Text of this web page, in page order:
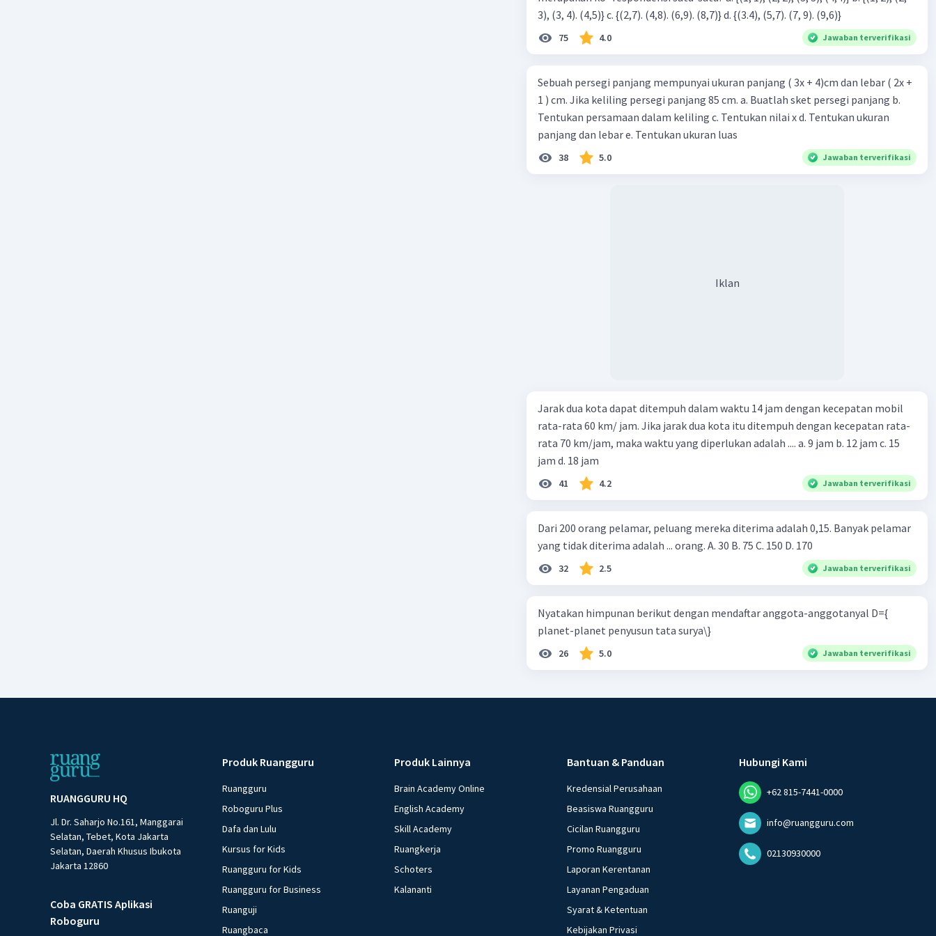
Iklan
3), (3, 4). (4,5)} c. {(2,7). (4,8). (6,9). (8,7)} d. {(3.4), (5,7). (7, 9). (9,6)}
75 4.0 Jawaban terverifikasi
Sebuah persegi panjang mempunyai ukuran panjang ( 3x + 4)cm dan lebar ( 2x +
1 ) cm. Jika keliling persegi panjang 85 cm. a. Buatlah sket persegi panjang b.
Tentukan persamaan dalam keliling c. Tentukan nilai x d. Tentukan ukuran
panjang dan lebar e. Tentukan ukuran luas
38 5.0 Jawaban terverifikasi
Iklan
Jarak dua kota dapat ditempuh dalam waktu 14 jam dengan kecepatan mobil
rata-rata 60 km/ jam. Jika jarak dua kota itu ditempuh dengan kecepatan rata-
rata 70 km/jam, maka waktu yang diperlukan adalah .... a. 9 jam b. 12 jam c. 15
jam d. 18 jam
41 4.2 Jawaban terverifikasi
Dari 200 orang pelamar, peluang mereka diterima adalah 0,15. Banyak pelamar
yang tidak diterima adalah ... orang. A. 30 B. 75 C. 150 D. 170
32 2.5 Jawaban terverifikasi
Nyatakan himpunan berikut dengan mendaftar anggota-anggotanyal D={
planet-planet penyusun tata surya\}
26 5.0 Jawaban terverifikasi
RUANGGURU HQ
Jl. Dr. Saharjo No.161, Manggarai
Selatan, Tebet, Kota Jakarta
Selatan, Daerah Khusus Ibukota
Jakarta 12860
Coba GRATIS Aplikasi
Roboguru
Produk Ruangguru
Ruangguru
Roboguru Plus
Dafa dan Lulu
Kursus for Kids
Ruangguru for Kids
Ruangguru for Business
Ruanguji
Ruangbaca
Produk Lainnya
Brain Academy Online
English Academy
Skill Academy
Ruangkerja
Schoters
Kalananti
Bantuan & Panduan
Kredensial Perusahaan
Beasiswa Ruangguru
Cicilan Ruangguru
Promo Ruangguru
Laporan Kerentanan
Layanan Pengaduan
Syarat & Ketentuan
Kebijakan Privasi
Hubungi Kami
+62 815-7441-0000
info@ruangguru.com
02130930000